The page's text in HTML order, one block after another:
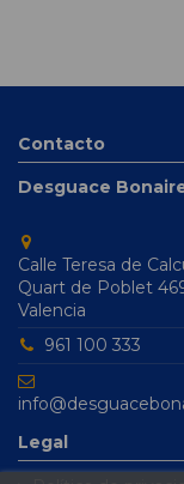
Contacto
Desguace
Calle Teresa de
Quart de Poblet
Valencia
961 100 333
Legal